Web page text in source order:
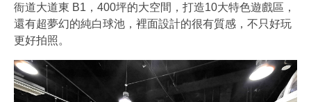
衙道大道東 B1，400坪的大空間，打造10大特色遊戲區，
還有超夢幻的純白球池，裡面設計的很有質感，不只好玩
更好拍照。